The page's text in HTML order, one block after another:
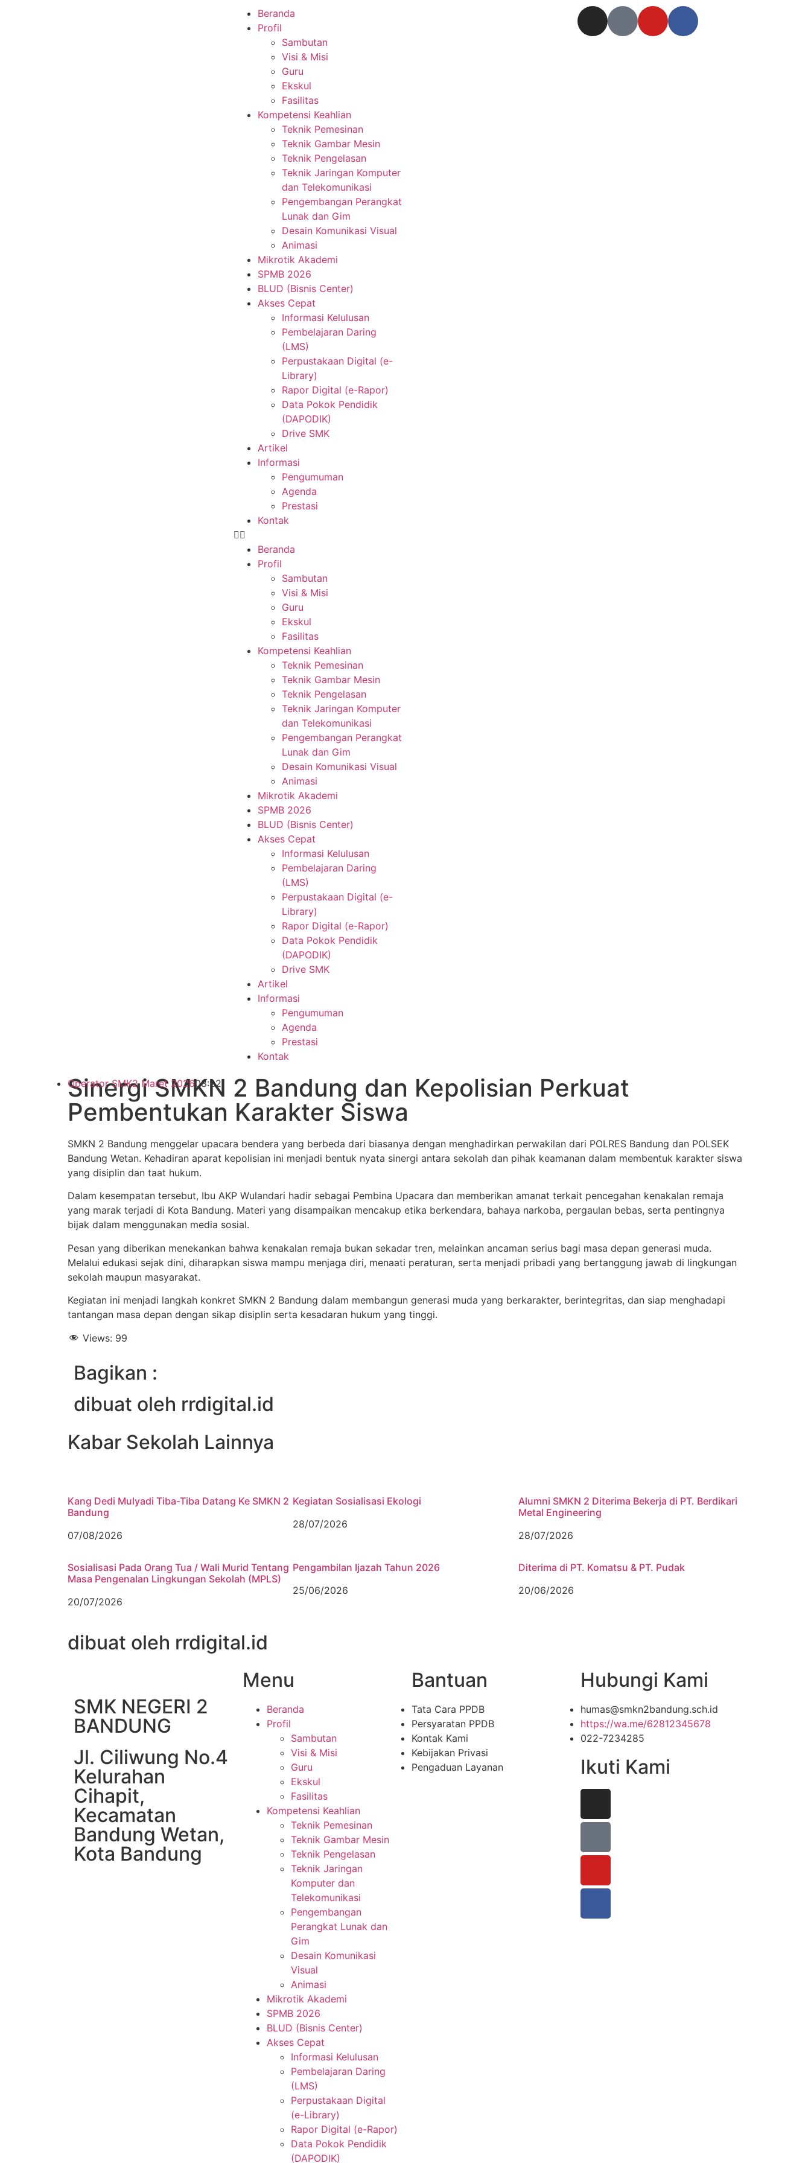
Beranda
Profil
Sambutan
Visi & Misi
Guru
Ekskul
Fasilitas
Kompetensi Keahlian
Teknik Pemesinan
Teknik Gambar Mesin
Teknik Pengelasan
Teknik Jaringan Komputer
dan Telekomunikasi
Pengembangan Perangkat
Lunak dan Gim
Desain Komunikasi Visual
Animasi
Mikrotik Akademi
SPMB 2026
BLUD (Bisnis Center)
Akses Cepat
Informasi Kelulusan
Pembelajaran Daring
(LMS)
Perpustakaan Digital (e-
Library)
Rapor Digital (e-Rapor)
Data Pokok Pendidik
(DAPODIK)
Drive SMK
Artikel
Informasi
Pengumuman
Agenda
Prestasi
Kontak
Beranda
Profil
Sambutan
Visi & Misi
Guru
Ekskul
Fasilitas
Kompetensi Keahlian
Teknik Pemesinan
Teknik Gambar Mesin
Teknik Pengelasan
Teknik Jaringan Komputer
dan Telekomunikasi
Pengembangan Perangkat
Lunak dan Gim
Desain Komunikasi Visual
Animasi
Mikrotik Akademi
SPMB 2026
BLUD (Bisnis Center)
Akses Cepat
Informasi Kelulusan
Pembelajaran Daring
(LMS)
Perpustakaan Digital (e-
Library)
Rapor Digital (e-Rapor)
Data Pokok Pendidik
(DAPODIK)
Drive SMK
Artikel
Informasi
Pengumuman
Agenda
Prestasi
Kontak
Operator SMK2 Maret 202608:22
Sinergi SMKN 2 Bandung dan Kepolisian Perkuat
Pembentukan Karakter Siswa
SMKN 2 Bandung menggelar upacara bendera yang berbeda dari biasanya dengan menghadirkan perwakilan dari POLRES Bandung dan POLSEK
Bandung Wetan. Kehadiran aparat kepolisian ini menjadi bentuk nyata sinergi antara sekolah dan pihak keamanan dalam membentuk karakter siswa
yang disiplin dan taat hukum.
Dalam kesempatan tersebut, Ibu AKP Wulandari hadir sebagai Pembina Upacara dan memberikan amanat terkait pencegahan kenakalan remaja
yang marak terjadi di Kota Bandung. Materi yang disampaikan mencakup etika berkendara, bahaya narkoba, pergaulan bebas, serta pentingnya
bijak dalam menggunakan media sosial.
Pesan yang diberikan menekankan bahwa kenakalan remaja bukan sekadar tren, melainkan ancaman serius bagi masa depan generasi muda.
Melalui edukasi sejak dini, diharapkan siswa mampu menjaga diri, menaati peraturan, serta menjadi pribadi yang bertanggung jawab di lingkungan
sekolah maupun masyarakat.
Kegiatan ini menjadi langkah konkret SMKN 2 Bandung dalam membangun generasi muda yang berkarakter, berintegritas, dan siap menghadapi
tantangan masa depan dengan sikap disiplin serta kesadaran hukum yang tinggi.
Views: 99
Bagikan :
dibuat oleh rrdigital.id
Kabar Sekolah Lainnya
Kang Dedi Mulyadi Tiba-Tiba Datang Ke SMKN 2
Bandung
07/08/2026
Kegiatan Sosialisasi Ekologi
28/07/2026
Alumni SMKN 2 Diterima Bekerja di PT. Berdikari
Metal Engineering
28/07/2026
Sosialisasi Pada Orang Tua / Wali Murid Tentang
Masa Pengenalan Lingkungan Sekolah (MPLS)
20/07/2026
Pengambilan Ijazah Tahun 2026
25/06/2026
Diterima di PT. Komatsu & PT. Pudak
20/06/2026
dibuat oleh rrdigital.id
SMK NEGERI 2
BANDUNG
Jl. Ciliwung No.4
Kelurahan
Cihapit,
Kecamatan
Bandung Wetan,
Kota Bandung
Menu
Beranda
Profil
Sambutan
Visi & Misi
Guru
Ekskul
Fasilitas
Kompetensi Keahlian
Teknik Pemesinan
Teknik Gambar Mesin
Teknik Pengelasan
Teknik Jaringan
Komputer dan
Telekomunikasi
Pengembangan
Perangkat Lunak dan
Gim
Desain Komunikasi
Visual
Animasi
Mikrotik Akademi
SPMB 2026
BLUD (Bisnis Center)
Akses Cepat
Informasi Kelulusan
Pembelajaran Daring
(LMS)
Perpustakaan Digital
(e-Library)
Rapor Digital (e-Rapor)
Data Pokok Pendidik
(DAPODIK)
Bantuan
Tata Cara PPDB
Persyaratan PPDB
Kontak Kami
Kebijakan Privasi
Pengaduan Layanan
Hubungi Kami
humas@smkn2bandung.sch.id
https://wa.me/62812345678
022-7234285
Ikuti Kami